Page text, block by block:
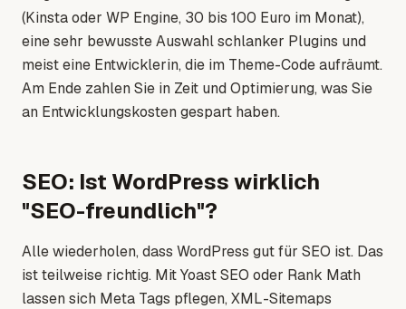
(Kinsta oder WP Engine, 30 bis 100 Euro im Monat),
eine sehr bewusste Auswahl schlanker Plugins und
meist eine Entwicklerin, die im Theme-Code aufräumt.
Am Ende zahlen Sie in Zeit und Optimierung, was Sie
an Entwicklungskosten gespart haben.
SEO: Ist WordPress wirklich
"SEO-freundlich"?
Alle wiederholen, dass WordPress gut für SEO ist. Das
ist teilweise richtig. Mit Yoast SEO oder Rank Math
lassen sich Meta Tags pflegen, XML-Sitemaps